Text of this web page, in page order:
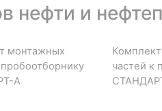
нефти и
монтажных
А
частей к